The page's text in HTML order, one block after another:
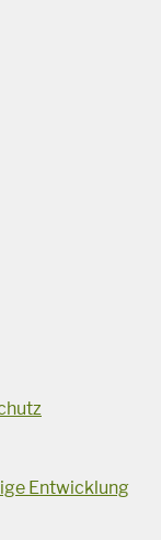
Entwicklung